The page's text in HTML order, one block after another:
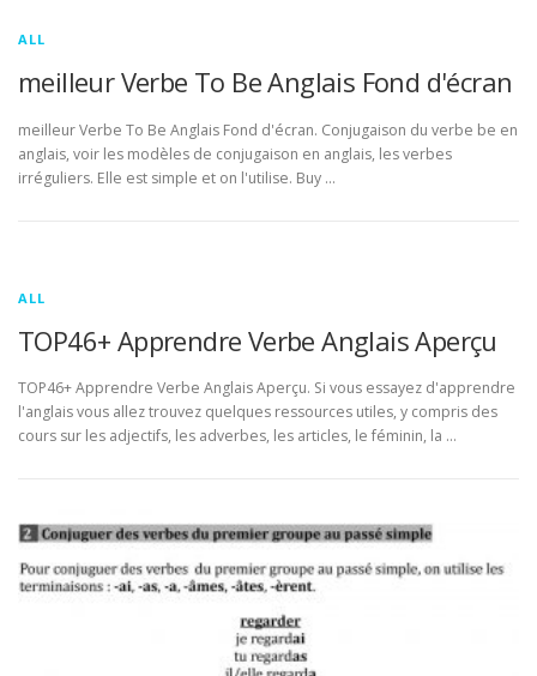
ALL
meilleur Verbe To Be Anglais Fond d'écran
meilleur Verbe To Be Anglais Fond d'écran. Conjugaison du verbe be en
anglais, voir les modèles de conjugaison en anglais, les verbes
irréguliers. Elle est simple et on l'utilise. Buy …
ALL
TOP46+ Apprendre Verbe Anglais Aperçu
TOP46+ Apprendre Verbe Anglais Aperçu. Si vous essayez d'apprendre
l'anglais vous allez trouvez quelques ressources utiles, y compris des
cours sur les adjectifs, les adverbes, les articles, le féminin, la …